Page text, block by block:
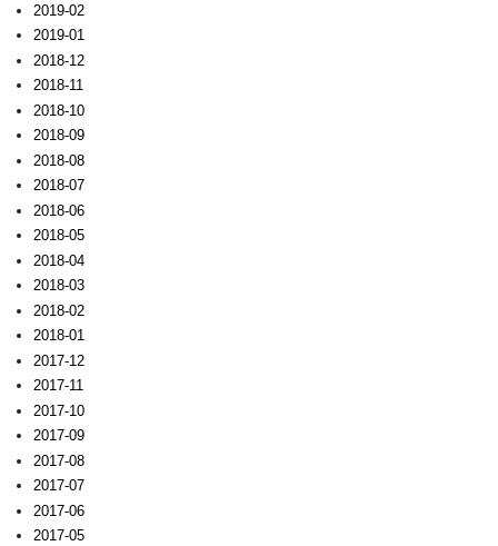
2019-02
2019-01
2018-12
2018-11
2018-10
2018-09
2018-08
2018-07
2018-06
2018-05
2018-04
2018-03
2018-02
2018-01
2017-12
2017-11
2017-10
2017-09
2017-08
2017-07
2017-06
2017-05